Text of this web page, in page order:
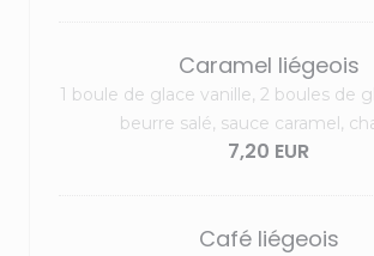
Caramel liégeois
1 boule de glace vanille, 2 boules de
beurre salé, sauce caramel,
7,20 EUR
Café liégeois